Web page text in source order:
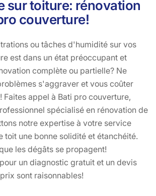
sur toiture: rénovation
couverture!
ou tâches d'humidité sur vos
est dans un état préoccupant et
complète ou partielle? Ne
s'aggraver et vous coûter
Faites appel à Bati pro couverture,
spécialisé en rénovation de
notre expertise à votre service
toit une bonne solidité et étanchéité.
les dégâts se propagent!
un diagnostic gratuit et un devis
sont raisonnables!